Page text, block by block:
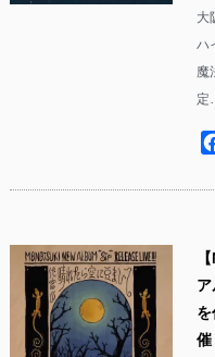
大
ハ
魔